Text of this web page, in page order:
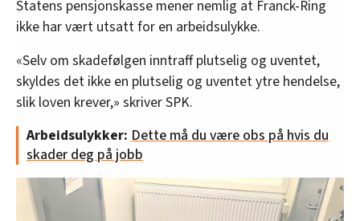
Statens pensjonskasse mener nemlig at Franck-Ring
ikke har vært utsatt for en arbeidsulykke.
«Selv om skadefølgen inntraff plutselig og uventet,
skyldes det ikke en plutselig og uventet ytre hendelse,
slik loven krever,» skriver SPK.
Arbeidsulykker: Dette må du være obs på hvis du
skader deg på jobb